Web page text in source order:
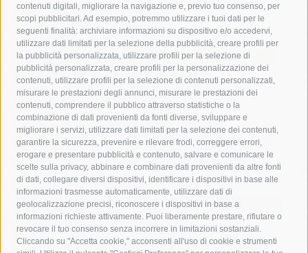
contenuti digitali, migliorare la navigazione e, previo tuo consenso, per
scopi pubblicitari. Ad esempio, potremmo utilizzare i tuoi dati per le
seguenti finalità: archiviare informazioni su dispositivo e/o accedervi,
utilizzare dati limitati per la selezione della pubblicità, creare profili per
la pubblicità personalizzata, utilizzare profili per la selezione di
pubblicità personalizzata, creare profili per la personalizzazione dei
contenuti, utilizzare profili per la selezione di contenuti personalizzati,
misurare le prestazioni degli annunci, misurare le prestazioni dei
contenuti, comprendere il pubblico attraverso statistiche o la
combinazione di dati provenienti da fonti diverse, sviluppare e
migliorare i servizi, utilizzare dati limitati per la selezione dei contenuti,
garantire la sicurezza, prevenire e rilevare frodi, correggere errori,
erogare e presentare pubblicità e contenuto, salvare e comunicare le
scelte sulla privacy, abbinare e combinare dati provenienti da altre fonti
di dati, collegare diversi dispositivi, identificare i dispositivi in base alle
informazioni trasmesse automaticamente, utilizzare dati di
geolocalizzazione precisi, riconoscere i dispositivi in base a
informazioni richieste attivamente. Puoi liberamente prestare, rifiutare o
revocare il tuo consenso senza incorrere in limitazioni sostanziali.
Cliccando su "Accetta cookie," acconsenti all'uso di cookie e strumenti
acqua allerta meteo
anas
area marina protetta di punta campanella
arresto
Asl Napoli 3 sud
capitaneria di porto capri
carabinieri
castellammare di stabia
circumvesuviana
comune di sorrento
concerto
contagi
costiera amalfitana
covid-19 eav
elezioni
fondazione sorrento
gori guardia costiera
incidente
lavori
lorenzo balducelli mare
massa lubrense
massimo coppola
Meta napoli
ordinanza
penisola sorrentina
piano di sorrento
polizia municipale
protezione civile
Regione Campania
sant'agnello
sindaco cuomo
sorrento studenti temporali treni